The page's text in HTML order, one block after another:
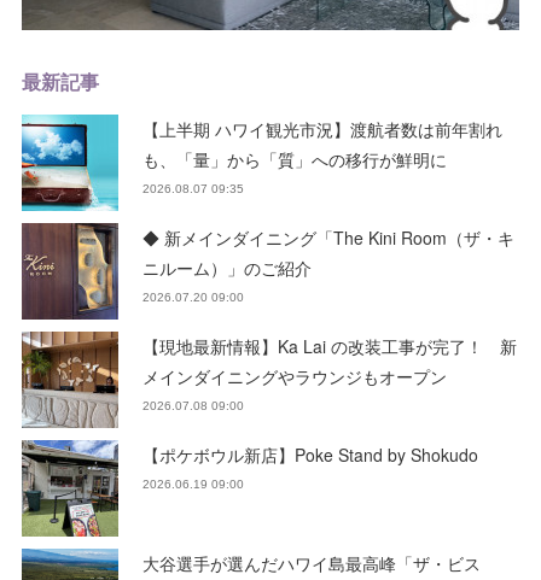
最新記事
【上半期 ハワイ観光市況】渡航者数は前年割れ
も、「量」から「質」への移行が鮮明に
2026.08.07 09:35
◆ 新メインダイニング「The Kini Room（ザ・キ
ニルーム）」のご紹介
2026.07.20 09:00
【現地最新情報】Ka Lai の改装工事が完了！ 新
メインダイニングやラウンジもオープン
2026.07.08 09:00
【ポケボウル新店】Poke Stand by Shokudo
2026.06.19 09:00
大谷選手が選んだハワイ島最高峰「ザ・ビス